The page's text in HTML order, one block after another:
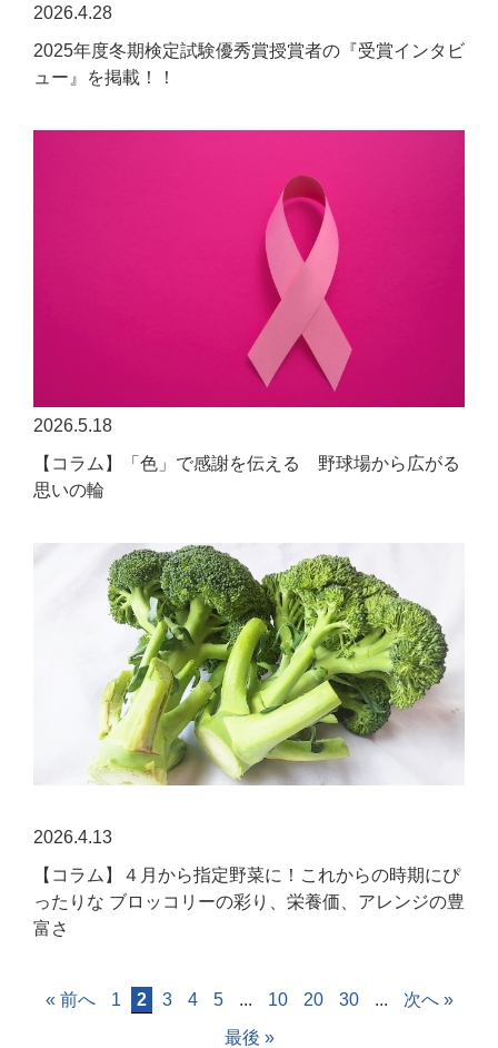
2026.4.28
2025年度冬期検定試験優秀賞授賞者の『受賞インタビ
ュー』を掲載！！
2026.5.18
【コラム】「色」で感謝を伝える 野球場から広がる
思いの輪
2026.4.13
【コラム】４月から指定野菜に！これからの時期にぴ
ったりな ブロッコリーの彩り、栄養価、アレンジの豊
富さ
« 前へ 1 2 3 4 5 ... 10 20 30 ...
次へ »
最後 »